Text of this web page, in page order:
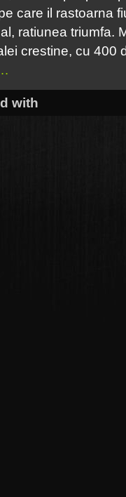
care il rastoarna
ratiunea triumfa.
crestine, cu 400
with